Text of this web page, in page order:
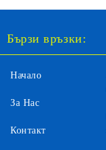
Бързи връзки:
Начало
За Нас
Контакт